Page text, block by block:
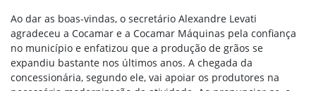
Ao dar as boas-vindas, o secretário Alexandre Levati
agradeceu a Cocamar e a Cocamar Máquinas pela confiança
no município e enfatizou que a produção de grãos se
expandiu bastante nos últimos anos. A chegada da
concessionária, segundo ele, vai apoiar os produtores na